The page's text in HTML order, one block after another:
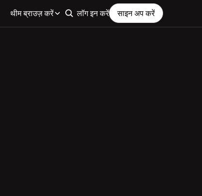
थीम ब्राउज़ करें लॉग इन करें साइन अप करें